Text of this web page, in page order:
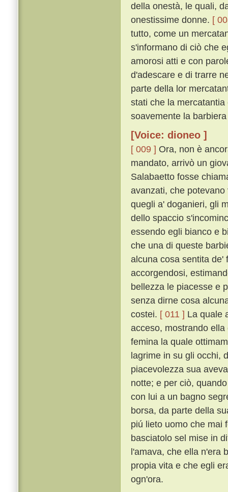
della onestà, le quali,
onestissime donne. [
tutto, come un
s'informano di ciò che
amorosi atti e con
d'adescare e di trarre
parte della lor
stati che la
soavemente la
[Voice: dioneo ]
[ 009 ] Ora, non è
mandato, arrivò un
Salabaetto fosse
avanzati, che
quegli a' doganieri, gli
dello spaccio
essendo egli bianco e
che una di queste
alcuna cosa sentita de'
accorgendosi,
bellezza le piacesse e
senza dirne cosa
costei. [ 011 ] La quale
acceso, mostrando
femina la quale
lagrime in su gli occhi,
piacevolezza sua
notte; e per ciò,
con lui a un bagno
borsa, da parte della
piú lieto uomo che mai
basciatolo sel mise in
l'amava, che ella n'era
propia vita e che egli
ogn'ora.